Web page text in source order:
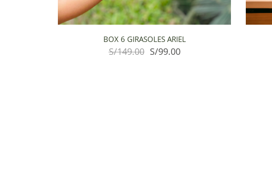
BOX 6 GIRASOLES ARIEL
S/149.00 S/99.00